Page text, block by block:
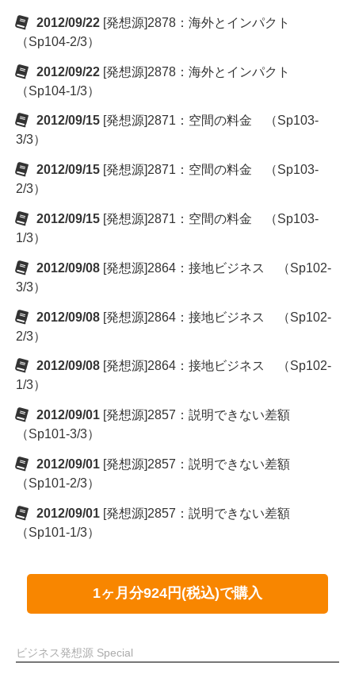
2012/09/22 [発想源]2878：海外とインパクト
（Sp104-2/3）
2012/09/22 [発想源]2878：海外とインパクト
（Sp104-1/3）
2012/09/15 [発想源]2871：空間の料金 （Sp103-
3/3）
2012/09/15 [発想源]2871：空間の料金 （Sp103-
2/3）
2012/09/15 [発想源]2871：空間の料金 （Sp103-
1/3）
2012/09/08 [発想源]2864：接地ビジネス （Sp102-
3/3）
2012/09/08 [発想源]2864：接地ビジネス （Sp102-
2/3）
2012/09/08 [発想源]2864：接地ビジネス （Sp102-
1/3）
2012/09/01 [発想源]2857：説明できない差額
（Sp101-3/3）
2012/09/01 [発想源]2857：説明できない差額
（Sp101-2/3）
2012/09/01 [発想源]2857：説明できない差額
（Sp101-1/3）
1ヶ月分924円(税込)で購入
ビジネス発想源 Special